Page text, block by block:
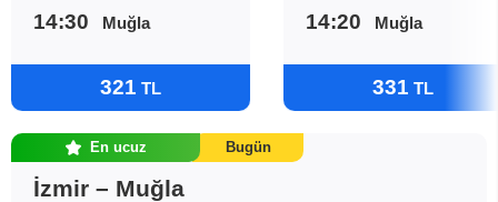
14:30 Muğla
321 TL
14:20 Muğla
331 TL
En ucuz Bugün
İzmir – Muğla